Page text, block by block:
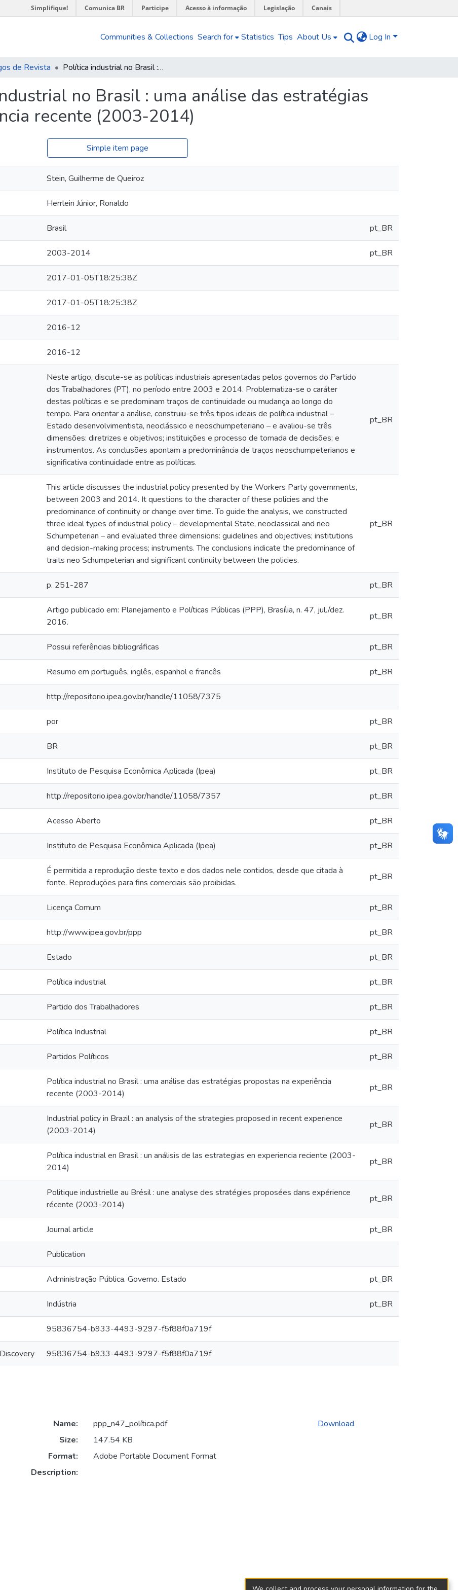
Simplifique! Comunica BR Participe Acesso à informação Legislação Canais
Communities & Collections Search for Statistics Tips About Us Log In
de Revista Política industrial no Brasil : uma análise das estratégias propostas na experiência recente (2003-2014)
no Brasil : uma análise das estratégias
recente (2003-2014)
Simple item page
Stein, Guilherme de Queiroz
Herrlein Júnior, Ronaldo
Brasil pt_BR
2003-2014 pt_BR
2017-01-05T18:25:38Z
2017-01-05T18:25:38Z
2016-12
2016-12
Neste artigo, discute-se as políticas industriais apresentadas pelos governos do Partido
dos Trabalhadores (PT), no período entre 2003 e 2014. Problematiza-se o caráter
destas políticas e se predominam traços de continuidade ou mudança ao longo do
tempo. Para orientar a análise, construiu-se três tipos ideais de política industrial –
Estado desenvolvimentista, neoclássico e neoschumpeteriano – e avaliou-se três
dimensões: diretrizes e objetivos; instituições e processo de tomada de decisões; e
instrumentos. As conclusões apontam a predominância de traços neoschumpeterianos e
significativa continuidade entre as políticas.
pt_BR
This article discusses the industrial policy presented by the Workers Party governments,
between 2003 and 2014. It questions to the character of these policies and the
predominance of continuity or change over time. To guide the analysis, we constructed
three ideal types of industrial policy – developmental State, neoclassical and neo
Schumpeterian – and evaluated three dimensions: guidelines and objectives; institutions
and decision-making process; instruments. The conclusions indicate the predominance of
traits neo Schumpeterian and significant continuity between the policies.
pt_BR
p. 251-287 pt_BR
Artigo publicado em: Planejamento e Políticas Públicas (PPP), Brasília, n. 47, jul./dez.
2016.
pt_BR
Possui referências bibliográficas pt_BR
Resumo em português, inglês, espanhol e francês pt_BR
http://repositorio.ipea.gov.br/handle/11058/7375
por pt_BR
BR pt_BR
Instituto de Pesquisa Econômica Aplicada (Ipea) pt_BR
http://repositorio.ipea.gov.br/handle/11058/7357 pt_BR
Acesso Aberto pt_BR
Instituto de Pesquisa Econômica Aplicada (Ipea) pt_BR
É permitida a reprodução deste texto e dos dados nele contidos, desde que citada à
fonte. Reproduções para fins comerciais são proibidas.
pt_BR
Licença Comum pt_BR
http://www.ipea.gov.br/ppp pt_BR
Estado pt_BR
Política industrial pt_BR
Partido dos Trabalhadores pt_BR
Política Industrial pt_BR
Partidos Políticos pt_BR
Política industrial no Brasil : uma análise das estratégias propostas na experiência
recente (2003-2014)
pt_BR
Industrial policy in Brazil : an analysis of the strategies proposed in recent experience
(2003-2014)
pt_BR
Política industrial en Brasil : un análisis de las estrategias en experiencia reciente (2003-
2014)
pt_BR
Politique industrielle au Brésil : une analyse des stratégies proposées dans expérience
récente (2003-2014)
pt_BR
Journal article pt_BR
Publication
Administração Pública. Governo. Estado pt_BR
Indústria pt_BR
95836754-b933-4493-9297-f5f88f0a719f
95836754-b933-4493-9297-f5f88f0a719f
Name:
ppp_n47_política.pdf
Size:
147.54 KB
Format:
Adobe Portable Document Format
Description:
Download